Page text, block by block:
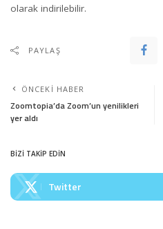
olarak indirilebilir.
PAYLAŞ
ÖNCEKI HABER
Zoomtopia’da Zoom’un yenilikleri
yer aldı
BİZİ TAKİP EDİN
Twitter